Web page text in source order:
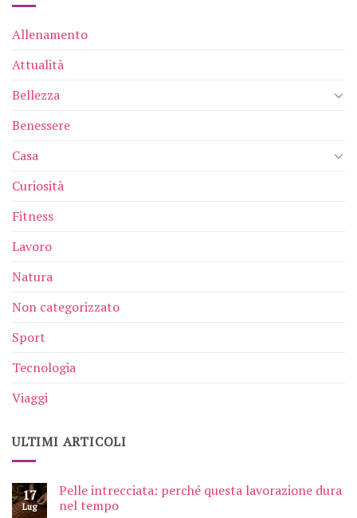
Allenamento
Attualità
Bellezza
Benessere
Casa
Curiosità
Fitness
Lavoro
Natura
Non categorizzato
Sport
Tecnologia
Viaggi
ULTIMI ARTICOLI
17
Lug
Pelle intrecciata: perché questa lavorazione dura
nel tempo